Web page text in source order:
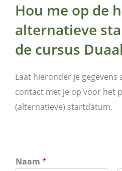
Hou me op de
alternatieve
de cursus
Laat hieronder je gegevens
contact met je op voor het
(alternatieve) startdatum.
Naam *